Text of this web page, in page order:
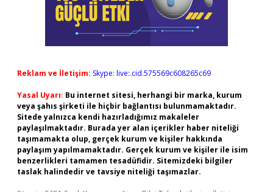
Reklam ve İletişim: Skype: live:.cid.575569c608265c69
Yasal Uyarı: Bu internet sitesi, herhangi bir marka, kurum
veya şahıs şirketi ile hiçbir bağlantısı bulunmamaktadır.
Sitede yalnızca kendi hazırladığımız makaleler
paylaşılmaktadır. Burada yer alan içerikler haber niteliği
taşımamakta olup, gerçek kurum ve kişiler hakkında
paylaşım yapılmamaktadır. Gerçek kurum ve kişiler ile isim
benzerlikleri tamamen tesadüfidir. Sitemizdeki bilgiler
taslak halindedir ve tavsiye niteliği taşımazlar.